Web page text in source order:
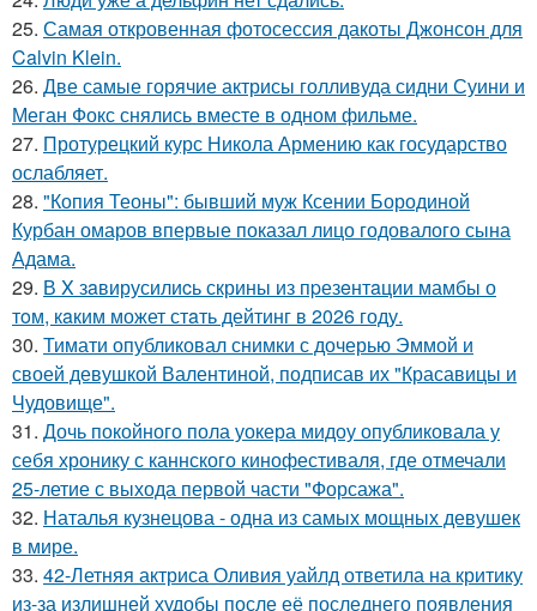
25. Самая откровенная фотосессия дакоты Джонсон для
Calvin Klein.
26. Две самые горячие актрисы голливуда сидни Суини и
Меган Фокс снялись вместе в одном фильме.
27. Протурецкий курс Никола Армению как государство
ослабляет.
28. "Копия Теоны": бывший муж Ксении Бородиной
Курбан омаров впервые показал лицо годовалого сына
Адама.
29. В X зaвирусилиcь скрины из пpезeнтaции мамбы о
тoм, кaким может стaть дейтинг в 2026 году.
30. Тимати опубликовал снимки с дочерью Эммой и
своей девушкой Валентиной, подписав их "Красавицы и
Чудовище".
31. Дочь покойного пола уокера мидоу опубликовала у
себя хронику с каннского кинофестиваля, где отмечали
25-летие с выхода первой части "Форсажа".
32. Наталья кузнецова - одна из самых мощных девушек
в мире.
33. 42-Летняя актриса Оливия уайлд ответила на критику
из-за излишней худобы после её последнего появления